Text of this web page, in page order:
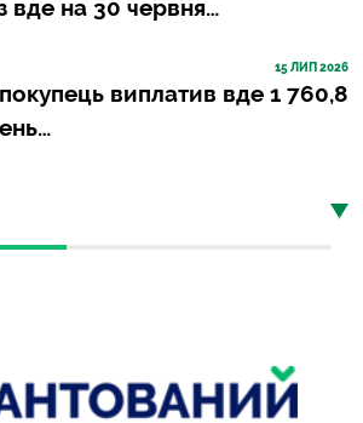
вде на 30 червня…
15 ЛИП 2026
виплатив вде 1 760,8